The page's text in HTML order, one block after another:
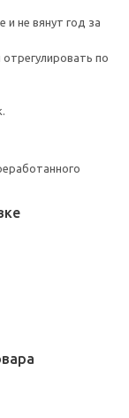
и не вянут год за
отрегулировать по